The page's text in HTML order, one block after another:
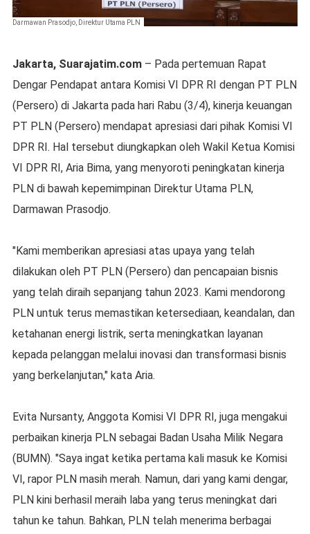
Darmawan Prasodjo, Direktur Utama PLN
Jakarta, Suarajatim.com– Pada pertemuan Rapat
Dengar Pendapat antara Komisi VI DPR RI dengan PT PLN
(Persero) di Jakarta pada hari Rabu (3/4), kinerja keuangan
PT PLN (Persero) mendapat apresiasi dari pihak Komisi VI
DPR RI. Hal tersebut diungkapkan oleh Wakil Ketua Komisi
VI DPR RI, Aria Bima, yang menyoroti peningkatan kinerja
PLN di bawah kepemimpinan Direktur Utama PLN,
Darmawan Prasodjo.
"Kami memberikan apresiasi atas upaya yang telah
dilakukan oleh PT PLN (Persero) dan pencapaian bisnis
yang telah diraih sepanjang tahun 2023. Kami mendorong
PLN untuk terus memastikan ketersediaan, keandalan, dan
ketahanan energi listrik, serta meningkatkan layanan
kepada pelanggan melalui inovasi dan transformasi bisnis
yang berkelanjutan," kata Aria.
Evita Nursanty, Anggota Komisi VI DPR RI, juga mengakui
perbaikan kinerja PLN sebagai Badan Usaha Milik Negara
(BUMN). "Saya ingat ketika pertama kali masuk ke Komisi
VI, rapor PLN masih merah. Namun, dari yang kami dengar,
PLN kini berhasil meraih laba yang terus meningkat dari
tahun ke tahun. Bahkan, PLN telah menerima berbagai